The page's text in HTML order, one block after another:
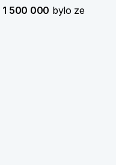
1 500 000 bylo ze